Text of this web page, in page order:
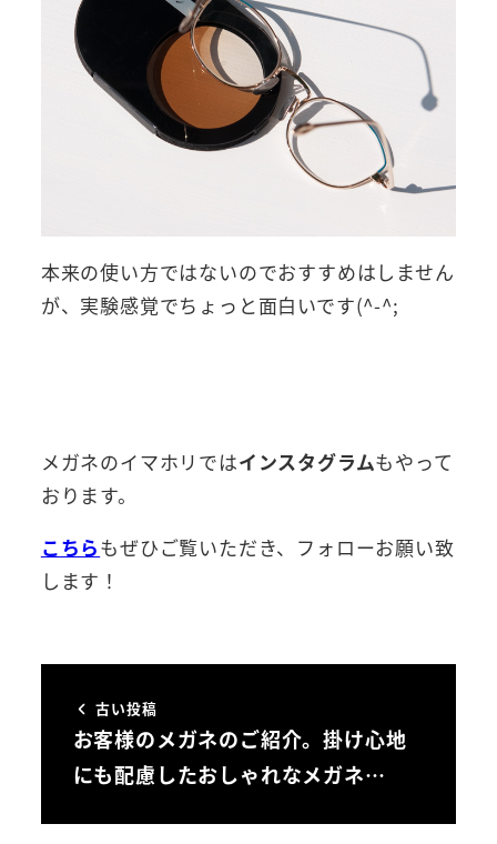
本来の使い方ではないのでおすすめはしません
が、実験感覚でちょっと面白いです(^-^;
メガネのイマホリではインスタグラムもやって
おります。
こちらもぜひご覧いただき、フォローお願い致
します！
古い投稿
お客様のメガネのご紹介。掛け心地
にも配慮したおしゃれなメガネ…